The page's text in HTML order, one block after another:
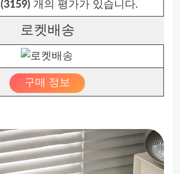
(3159) 개의 평가가 있습니다.
로켓배송
구매 정보